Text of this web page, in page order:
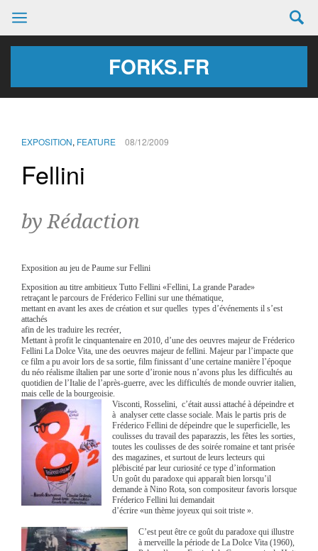
FORKS.FR
EXPOSITION, FEATURE 08/12/2009
Fellini
by Rédaction
Exposition au jeu de Paume sur Fellini
Exposition au titre ambitieux Tutto Fellini «Fellini, La grande Parade»
retraçant le parcours de Fréderico Fellini sur une thématique,
mettant en avant les axes de création et sur quelles types d’événements il s’est
attachés
afin de les traduire les recréer,
Mettant à profit le cinquantenaire en 2010, d’une des oeuvres majeur de Fréderico
Fellini La Dolce Vita, une des oeuvres majeur de fellini. Majeur par l’impacte que
ce film a pu avoir lors de sa sortie, film finissant d’une certaine manière l’époque
du néo réalisme iltalien par une sorte d’ironie nous n’avons plus les difficultés au
quotidien de l’Italie de l’après-guerre, avec les difficultés de monde ouvrier italien,
mais celle de la bourgeoisie.
Visconti, Rosselini, c’était aussi attaché à dépeindre et
à analyser cette classe sociale. Mais le partis pris de
Fréderico Fellini de dépeindre que le superficielle, les
coulisses du travail des paparazzis, les fêtes les sorties,
toutes les coulisses de des soirée romaine et tant prisée
des magazines, et surtout de leurs lecteurs qui
plébiscité par leur curiosité ce type d’information
Un goût du paradoxe qui apparaît bien lorsqu’il
demande à Nino Rota, son compositeur favoris lorsque
Fréderico Fellini lui demandait
d’écrire «un thème joyeux qui soit triste ».
C’est peut être ce goût du paradoxe qui illustre
à merveille la période de La Dolce Vita (1960),